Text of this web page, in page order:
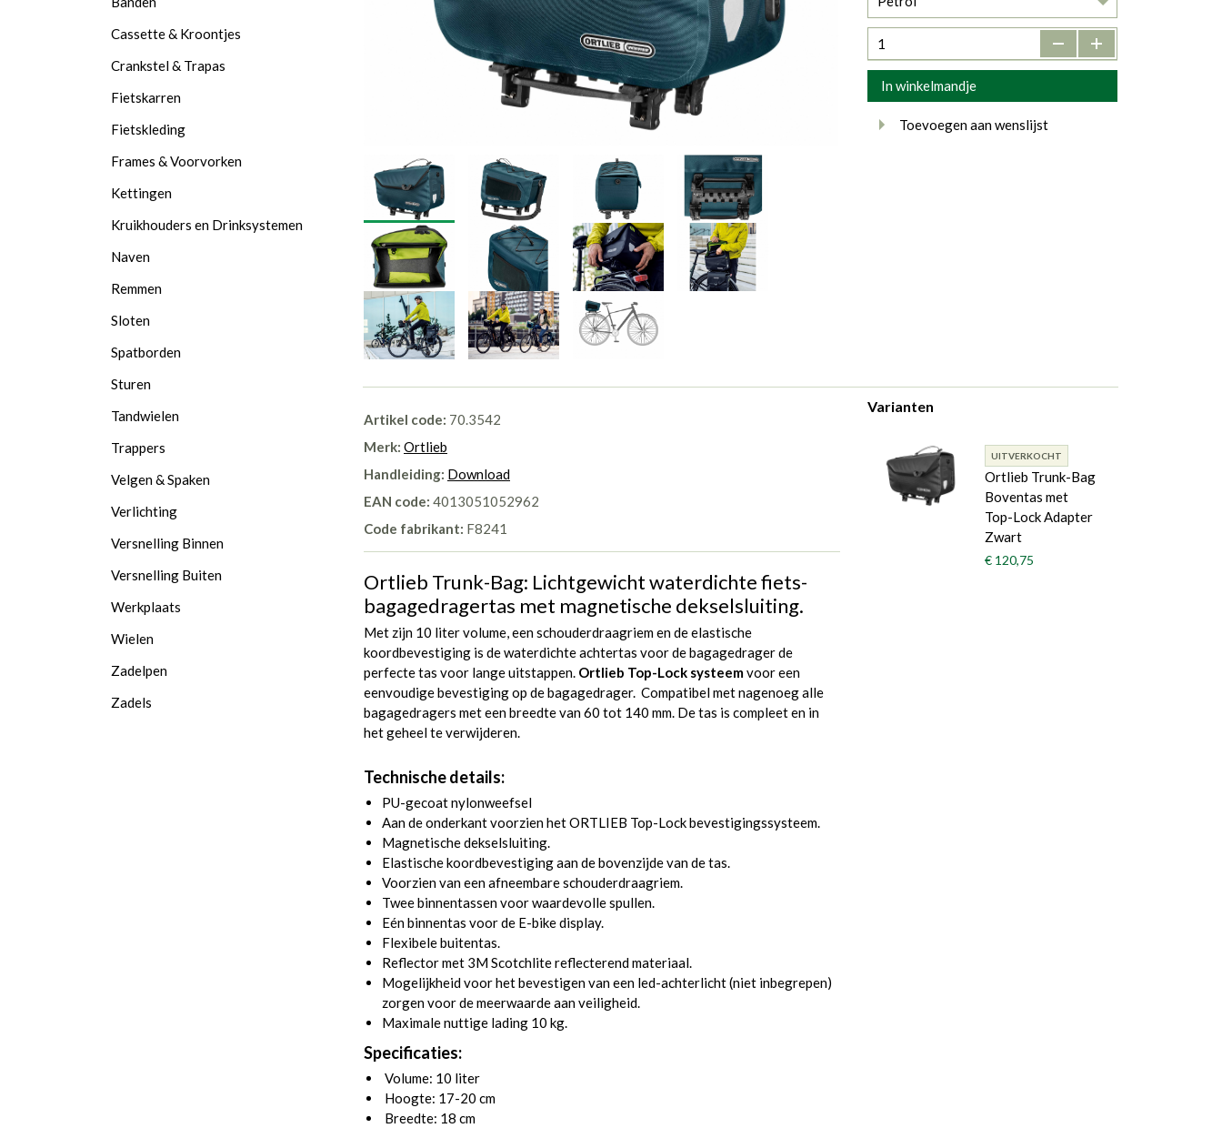
- +
In winkelmandje
Toevoegen aan wenslijst
Artikel code: 70.3542
Merk: Ortlieb
Handleiding: Download
EAN code: 4013051052962
Code fabrikant: F8241
Ortlieb Trunk-Bag: Lichtgewicht waterdichte fiets-
bagagedragertas met magnetische dekselsluiting.
Met zijn 10 liter volume, een schouderdraagriem en de elastische
koordbevestiging is de waterdichte achtertas voor de bagagedrager de
perfecte tas voor lange uitstappen. Ortlieb Top-Lock systeemvoor een
eenvoudige bevestiging op de bagagedrager. Compatibel met nagenoeg alle
bagagedragers met een breedte van 60 tot 140 mm. De tas is compleet en in
het geheel te verwijderen.
Technische details:
PU-gecoat nylonweefsel
Aan de onderkant voorzien het ORTLIEB Top-Lock bevestigingssysteem.
Magnetische dekselsluiting.
Elastische koordbevestiging aan de bovenzijde van de tas.
Voorzien van een afneembare schouderdraagriem.
Twee binnentassen voor waardevolle spullen.
Eén binnentas voor de E-bike display.
Flexibele buitentas.
Reflector met 3M Scotchlite reflecterend materiaal.
Mogelijkheid voor het bevestigen van een led-achterlicht (niet inbegrepen)
zorgen voor de meerwaarde aan veiligheid.
Maximale nuttige lading 10 kg.
Specificaties:
Volume: 10 liter
Hoogte: 17-20 cm
Breedte: 18 cm
Varianten
UITVERKOCHT
Ortlieb Trunk-Bag
Boventas met
Top-Lock Adapter
Zwart
€ 120,75
Cassette & Kroontjes
Crankstel & Trapas
Fietskarren
Fietskleding
Frames & Voorvorken
Kettingen
Kruikhouders en Drinksystemen
Naven
Remmen
Sloten
Spatborden
Sturen
Tandwielen
Trappers
Velgen & Spaken
Verlichting
Versnelling Binnen
Versnelling Buiten
Werkplaats
Wielen
Zadelpen
Zadels